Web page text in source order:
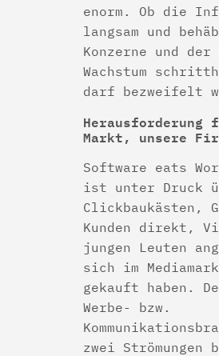
enorm. Ob die
langsam und
Konzerne und
Wachstum
darf bezweifelt
Herausforderung
Markt, unsere
Software eats
ist unter Druck
Clickbaukästen,
Kunden direkt,
jungen Leuten
sich im
gekauft haben.
Werbe- bzw.
zwei Strömungen